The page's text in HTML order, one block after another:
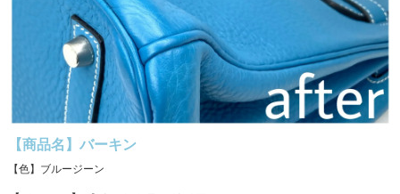
【商品名】バーキン
【色】ブルージーン